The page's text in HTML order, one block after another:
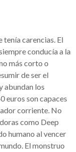
tenía carencias. El
conducía a la
más corto o
de ser el
abundan los
euros son capaces
corriente. No
como Deep
humano al vencer
El monstruo